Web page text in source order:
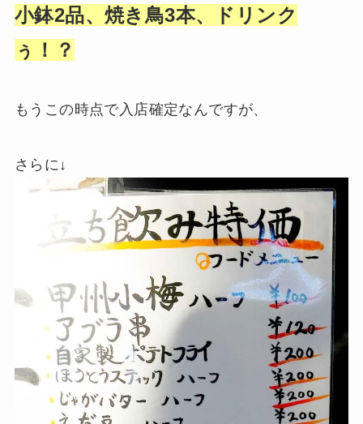
小鉢2品、焼き鳥3本、ドリンク
ぅ！？
もうこの時点で入店確定なんですが、
さらに↓